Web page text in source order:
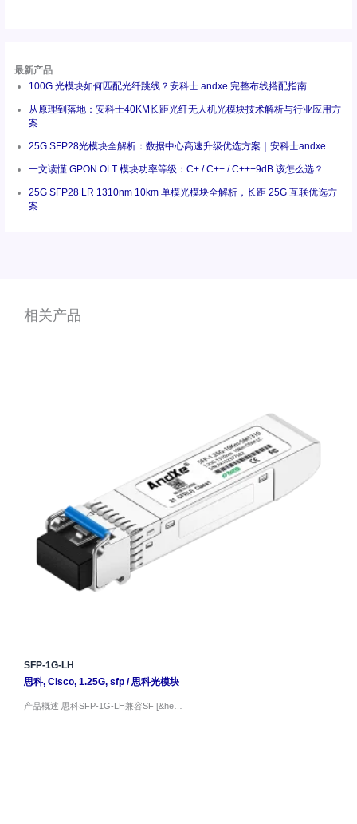
最新产品
100G 光模块如何匹配光纤跳线？安科士 andxe 完整布线搭配指南
从原理到落地：安科士40KM长距光纤无人机光模块技术解析与行业应用方
案
25G SFP28光模块全解析：数据中心高速升级优选方案｜安科士andxe
一文读懂 GPON OLT 模块功率等级：C+ / C++ / C+++9dB 该怎么选？
25G SFP28 LR 1310nm 10km 单模光模块全解析，长距 25G 互联优选方
案
相关产品
SFP-1G-LH
思科, Cisco, 1.25G, sfp/思科光模块
产品概述 思科SFP-1G-LH兼容SF [&he…